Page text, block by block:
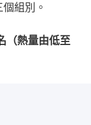
組別。
（熱量由低至